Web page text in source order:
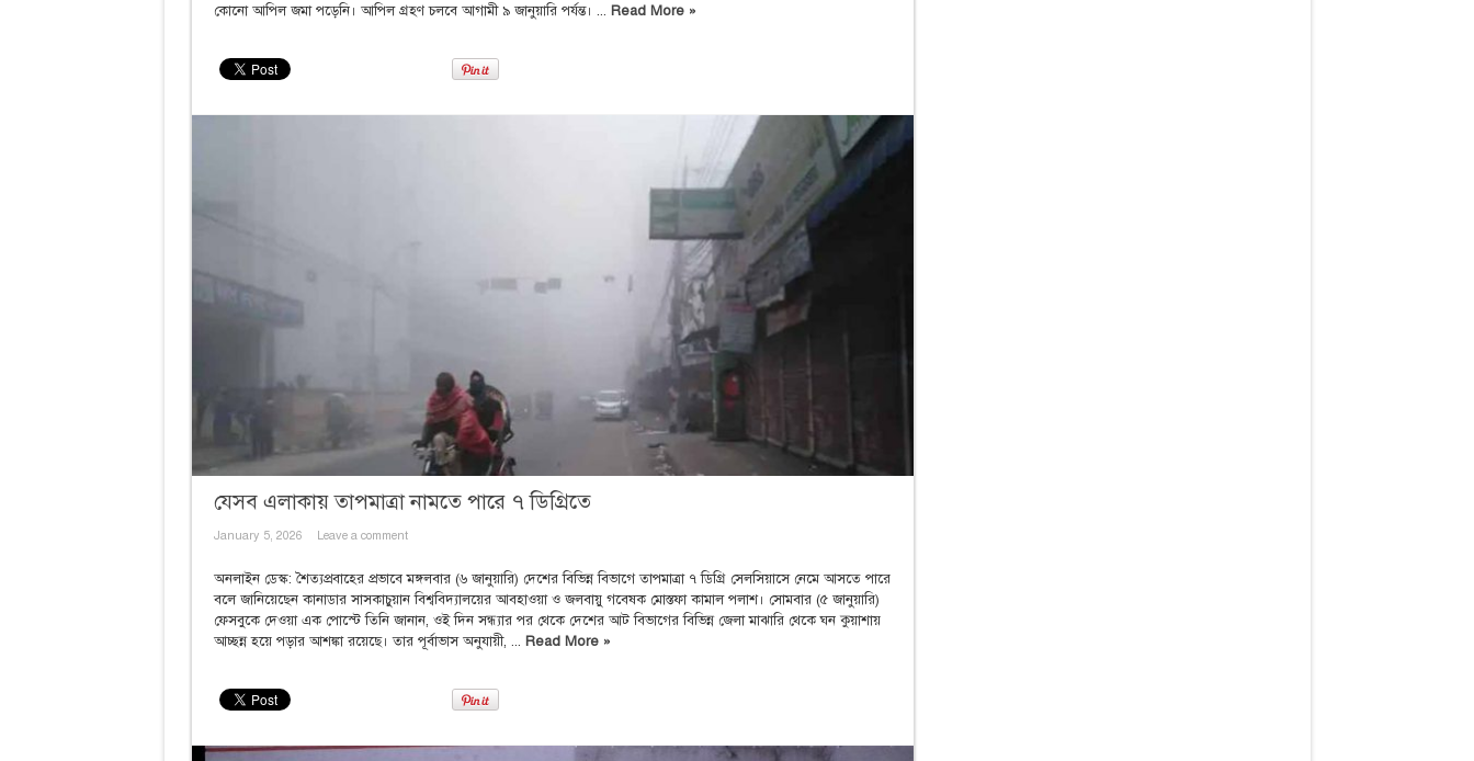
কোনো আপিল জমা পড়েনি। আপিল গ্রহণ চলবে আগামী ৯ জানুয়ারি পর্যন্ত। ... Read More »
যেসব এলাকায় তাপমাত্রা নামতে পারে ৭ ডিগ্রিতে
January 5, 2026 Leave a comment
অনলাইন ডেস্ক: শৈত্যপ্রবাহের প্রভাবে মঙ্গলবার (৬ জানুয়ারি) দেশের বিভিন্ন বিভাগে তাপমাত্রা ৭ ডিগ্রি সেলসিয়াসে নেমে আসতে পারে
বলে জানিয়েছেন কানাডার সাসকাচুয়ান বিশ্ববিদ্যালয়ের আবহাওয়া ও জলবায়ু গবেষক মোস্তফা কামাল পলাশ। সোমবার (৫ জানুয়ারি)
ফেসবুকে দেওয়া এক পোস্টে তিনি জানান, ওই দিন সন্ধ্যার পর থেকে দেশের আট বিভাগের বিভিন্ন জেলা মাঝারি থেকে ঘন কুয়াশায়
আচ্ছন্ন হয়ে পড়ার আশঙ্কা রয়েছে। তার পূর্বাভাস অনুযায়ী, ... Read More »